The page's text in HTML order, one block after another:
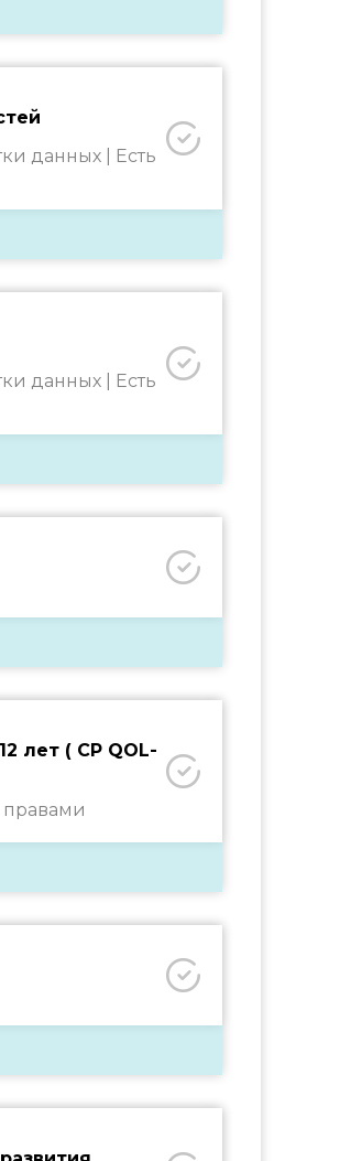
данных | Есть
данных | Есть
лет ( CP QOL-